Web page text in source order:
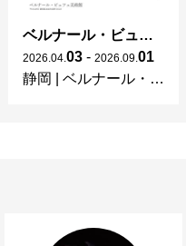
ベルナール・ビュフェと写真 ーカメラがとらえたビュフェとその時代、そして21 世紀へ
2026 04 03 - 2026 09 01
静岡
ベルナール・ビュフェ美術館